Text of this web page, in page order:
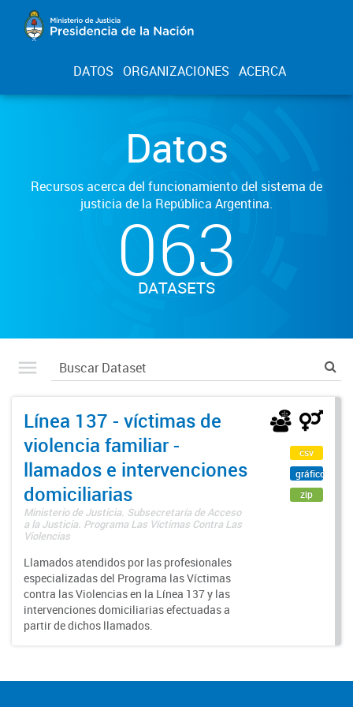
DATOS ORGANIZACIONES ACERCA
Datos
Recursos acerca del funcionamiento del sistema de
justicia de la República Argentina.
063
DATASETS
Línea 137 - víctimas de
violencia familiar -
llamados e intervenciones
domiciliarias
Ministerio de Justicia. Subsecretaría de Acceso
a la Justicia. Programa Las Víctimas Contra Las
Violencias
Llamados atendidos por las profesionales
especializadas del Programa las Víctimas
contra las Violencias en la Línea 137 y las
intervenciones domiciliarias efectuadas a
partir de dichos llamados.
csv
gráfico
zip